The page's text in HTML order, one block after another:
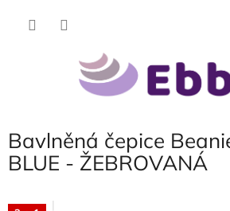
Bavlněná čepice
BLUE - ŽEBROVANÁ